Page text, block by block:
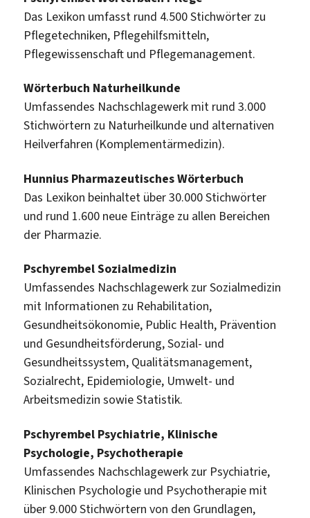
Das Lexikon umfasst rund 4.500 Stichwörter zu
Pflegetechniken, Pflegehilfsmitteln,
Pflegewissenschaft und Pflegemanagement.
Wörterbuch Naturheilkunde
Umfassendes Nachschlagewerk mit rund 3.000
Stichwörtern zu Naturheilkunde und alternativen
Heilverfahren (Komplementärmedizin).
Hunnius Pharmazeutisches Wörterbuch
Das Lexikon beinhaltet über 30.000 Stichwörter
und rund 1.600 neue Einträge zu allen Bereichen
der Pharmazie.
Pschyrembel Sozialmedizin
Umfassendes Nachschlagewerk zur Sozialmedizin
mit Informationen zu Rehabilitation,
Gesundheitsökonomie, Public Health, Prävention
und Gesundheitsförderung, Sozial- und
Gesundheitssystem, Qualitätsmanagement,
Sozialrecht, Epidemiologie, Umwelt- und
Arbeitsmedizin sowie Statistik.
Pschyrembel Psychiatrie, Klinische
Psychologie, Psychotherapie
Umfassendes Nachschlagewerk zur Psychiatrie,
Klinischen Psychologie und Psychotherapie mit
über 9.000 Stichwörtern von den Grundlagen,